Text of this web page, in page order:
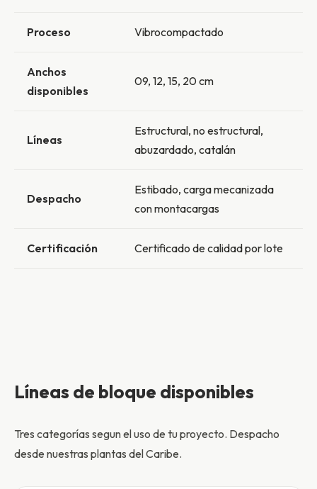
Proceso Vibrocompactado
Anchos
disponibles
09, 12, 15, 20 cm
Líneas
Estructural, no estructural,
abuzardado, catalán
Despacho
Estibado, carga mecanizada
con montacargas
Certificación Certificado de calidad por lote
Líneas de bloque disponibles
Tres categorías segun el uso de tu proyecto. Despacho
desde nuestras plantas del Caribe.